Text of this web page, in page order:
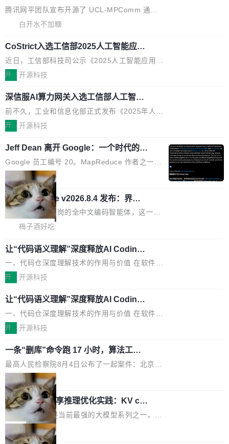
流仅能覆盖资本开支的12...
的差异点。 异步后台 agent：Muse Code 有一
个主 agent 循环，外加一组后台 agent。这些后
腾讯网平团队宣布开源了 UCL-MPComm 通信
库，并将作为transport接入Mooncake TENT。
求进行了深度优化，能够实现数据中心内大规模
计算节点间多种内存类型的高性能通信。 UCL-
MPComm将作为一种传输引擎接入Mooncake T
传输性能最高提升5倍。UCL-MPComm底层基
于自研UCL-Engine通信引擎，后续腾讯网平将
持续开源更多基于UCL-Engine的高性能通信组
件。 腾讯网平团队在UCL-MPComm中实现了一
个独立于业务线程的全局通信引擎（Engine），
白开水不加糖
CoStrict入选工信部2025人工智能应用
典型案例
近日，工信部科技司公示《2025人工智能应用典
型案例入选名单》，深信服“面向企业研发场景的
创新与落地成效成功入选。 全链路私有化部署，
助力企业AI研发安全落地 当前，越来越多企业已
经开始引入 AI Coding 工具，通过调用公有云模
Coding 从个人辅助工具逐步走向团队级、组织
级应用，企业在规模化落地过程中，对安全性、
可控性和代码质量提出了更高要求。 首先是数据
安全与合规要求。对于大多数普通研发场景，公
有云模型能够满足快速试用和效率提升的需求。
但对于金融、能源、医疗等对数据安全要求较...
开 开源科技
深信服AI算力网关入选工信部人工智能
应用典型案例！
前不久，工业和信息化部正式发布《2025年人工
智能应用典型案例名单》，集中展示人工智能在
产品应用、支撑保障、专题等五大方向。深信服
AI算力网关（AI创新平台）成功入选！ 随着各行
各业的Agent走向规模化建设，算力构成形态逐
渐丰富，用户关注的重点也在发生变化：不只是
让AI用起来，还要进一步看清混合算力时代下，
Token花在哪里、算力是否被充分利用，以及持
续增长的AI成本该如何优化。 深信服AI算力网关
理两个方面，让用户的每一份算力都看得清、管
得住、用得稳、省得下、更安全！ 一、从现在开
始，Token使用一目...
开 开源科技
Jeff Dean 离开 Google：一个时代的结
束，一个实验室的开始
Google 员工编号 20。MapReduce 作者之一。
Bigtable 作者之一。TensorFlow 的作者之一。
Gemini 的架构师。Google 首席科学家。 Jeff D
ean 在 Google 工作了 27 年后，宣布离职。 他
不是一个人走。一同离开的还有 Sanjay Ghema
wat（Google 员工编号 23，Jeff Dean 二十多
作者）、Quoc Le（Google 大脑核心成员，Se
q2Seq 和 DocAI 的共同发明人）以及 Oriol Vin
yals（Gemini 联合负责人，AlphaSta...
局
🔥 SolonCode v2026.8.4 发布：界面
字体可调、22 种语言、记忆搜索增强
打开终端就能上岗的全中文编码智能体，这一轮
把「看得清、用母语、记得住」三件事一次补
耳科技研发的企业级终端编码智能体——一位全
中文驱动的数字员工，自主理解需求、规划步
骤、编写代码。不挑模型、不挑平台，curl 一行
b 安装 支持 Java 8+（8~26）、macOS / Linu
x / Windows / Harmony PC。 # macOS / Linu
x / Harmony PC curl -fsSL https://solon.noea
r.org/solon...
梅子酒好吃
让“代码语义理解”深度释放AI Coding
价值潜能：华为云码道（CodeArts）
代码仓技术解析
一、代码仓深度理解技术的作用与价值 在软件工
程实践中，代码仓是企业核心知识资产的主要载
个文件，其规模远超单次模型调用可承载的上下
文窗口。随着项目规模的持续扩张与代码历史的
不断累积，代码仓中的模块关系、接口契约、业
件之中，形成高度复杂的知识关联网络。传统的
代码检索手段（如关键词匹配、目录遍历）仅能
在语法层面完成文本定位，难以触及代码的语义
内涵与结构关联，导致开发者使用代码智能体在
理解大规模代码仓时面临显著"代码仓理解"瓶
颈。 代码仓深度理解服务（以下简称" CodeBas
e深度理解服务"）是华为云码道（CodeA...
开 开源科技
让“代码语义理解”深度释放AI Coding
价值潜能：华为云码道（CodeArts）
代码仓技术解析
一、代码仓深度理解技术的作用与价值 在软件工
程实践中，代码仓是企业核心知识资产的主要载
个文件，其规模远超单次模型调用可承载的上下
文窗口。随着项目规模的持续扩张与代码历史的
不断累积，代码仓中的模块关系、接口契约、业
务逻辑等关键信息往往分散于数十乃至数百个文
件之中，形成高度复杂的知识关联网络。传统的
代码检索手段（如关键词匹配、目录遍历）仅能
在语法层面完成文本定位，难以触及代码的语义
内涵与结构关联，导致开发者使用代码智能体在
开 开源科技
一条“删库”命令跑 17 小时，算法工程
师删光 89TB 数据只为干私活
最高人民检察院8月4日公布了一起案件：北京一
名90后算法工程师王某，为了给自己接的私活腾
服务器空间，删光了公司AI游戏部门的全部核心
数据。 王某2024年1月入职东城区某科技公司AI
短剧部门，有互联网大厂背景。在公司内部架构
调整期间，部门三次通知全员将数据从A集群迁
移到B集群，王某都回复了"收到"。 他没有迁移
局
Cloudflare 分享推理优化实践：KV ca
che 量化 + 权重压缩，吞吐量提升 4
1%，成本降 30%
Kimi 和 GLM 是当前最强的大模型系列之一，但
它们有一个共同的问题：太吃显存了。月之暗面
的 Kimi K 系列和智谱的 GLM 都是长上下文、M
局